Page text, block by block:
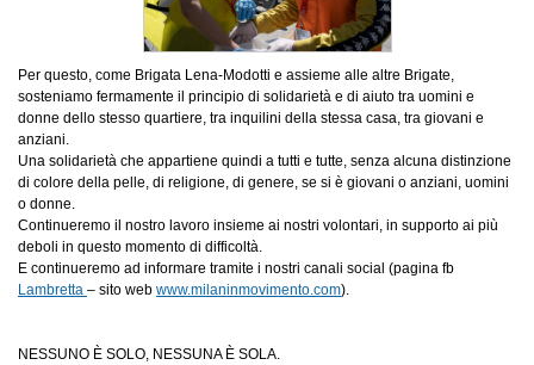
Per questo, come Brigata Lena-Modotti e assieme alle altre Brigate,
sosteniamo fermamente il principio di solidarietà e di aiuto tra uomini e
donne dello stesso quartiere, tra inquilini della stessa casa, tra giovani e
anziani.
Una solidarietà che appartiene quindi a tutti e tutte, senza alcuna distinzione
di colore della pelle, di religione, di genere, se si è giovani o anziani, uomini
o donne.
Continueremo il nostro lavoro insieme ai nostri volontari, in supporto ai più
deboli in questo momento di difficoltà.
E continueremo ad informare tramite i nostri canali social (pagina fb
Lambretta – sito web www.milaninmovimento.com).
NESSUNO È SOLO, NESSUNA È SOLA.